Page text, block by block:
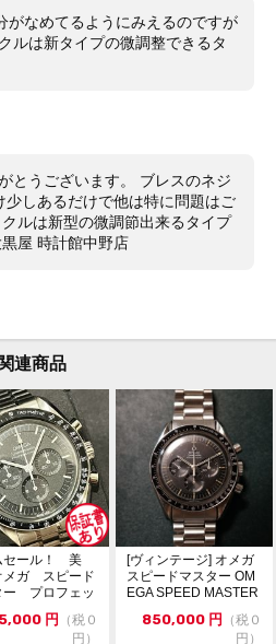
ない極美品です。
マスタープロフェッショナルが入荷いた
た高いスペックを誇る手巻きムーブメント
をしておりますので、売り切れの際はご
。
の有無のご確認をお勧めします。
中野店
がなめてるようにみえるのですが
ルは新タイプの微調整できるタ
とうございます。 ブレスのネジ
少しあるだけで他は特に問題はご
ルは新型の微調節出来るタイプ
屋 時計館中野店
関連商品
セール！ 美
ガ スピード
ー プロフェッ
ル 310.30....
円
（税０
円）
[ヴィンテージ] オメガ
スピードマスター OM
EGA SPEED MASTER
850,000 円
（税０
円）